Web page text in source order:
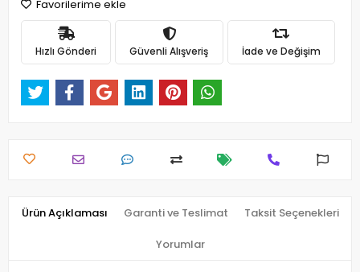
Favorilerime ekle
Hızlı Gönderi Güvenli Alışveriş İade ve Değişim
Ürün Açıklaması Garanti ve Teslimat Taksit Seçenekleri
Yorumlar